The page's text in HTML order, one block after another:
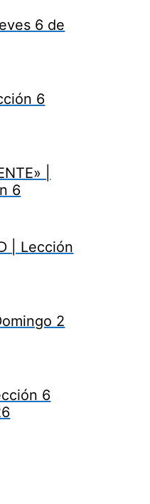
6 de
6
|
6
| Lección
2
6